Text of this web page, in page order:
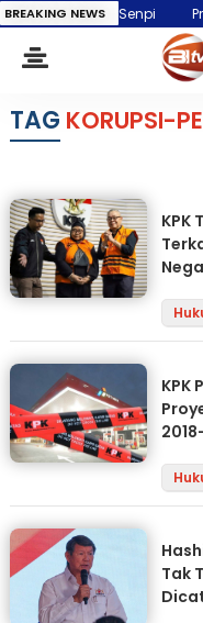
BREAKING NEWS
Bukan Senpi Pratu
TAG KORUPSI-
KPK
KPK
Tak